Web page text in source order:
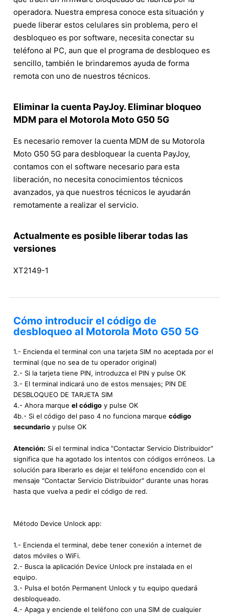
operadora. Nuestra empresa conoce esta situación y
puede liberar estos celulares sin problema, pero el
desbloqueo es por software, necesita conectar su
teléfono al PC, aun que el programa de desbloqueo es
sencillo, también le brindaremos ayuda de forma
remota con uno de nuestros técnicos.
Eliminar la cuenta PayJoy. Eliminar bloqueo
MDM para el Motorola Moto G50 5G
Es necesario remover la cuenta MDM de su Motorola
Moto G50 5G para desbloquear la cuenta PayJoy,
contamos con el software necesario para esta
liberación, no necesita conocimientos técnicos
avanzados, ya que nuestros técnicos le ayudarán
remotamente a realizar el servicio.
Actualmente es posible liberar todas las
versiones
XT2149-1
Cómo introducir el código de
desbloqueo al Motorola Moto G50 5G
1.- Encienda el terminal con una tarjeta SIM no aceptada por el
terminal (que no sea de tu operador original)
2.- Si la tarjeta tiene PIN, introduzca el PIN y pulse OK
3.- El terminal indicará uno de estos mensajes; PIN DE
DESBLOQUEO DE TARJETA SIM
4.- Ahora marque el código y pulse OK
4b.- Si el código del paso 4 no funciona marque código
secundario y pulse OK
Atención: Si el terminal indica "Contactar Servicio Distribuidor"
significa que ha agotado los intentos con códigos erróneos. La
solución para liberarlo es dejar el teléfono encendido con el
mensaje "Contactar Servicio Distribuidor" durante unas horas
hasta que vuelva a pedir el código de red.
Método Device Unlock app:
1.- Encienda el terminal, debe tener conexión a internet de
datos móviles o WiFi.
2.- Busca la aplicación Device Unlock pre instalada en el
equipo.
3.- Pulsa el botón Permanent Unlock y tu equipo quedará
desbloqueado.
4.- Apaga y enciende el teléfono con una SIM de cualquier